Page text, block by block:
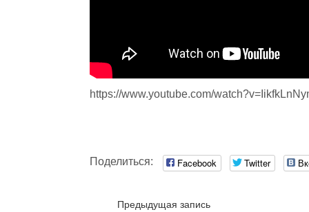
https://www.youtube.com/
Поделиться: Facebook Twitter
Предыдущая запись